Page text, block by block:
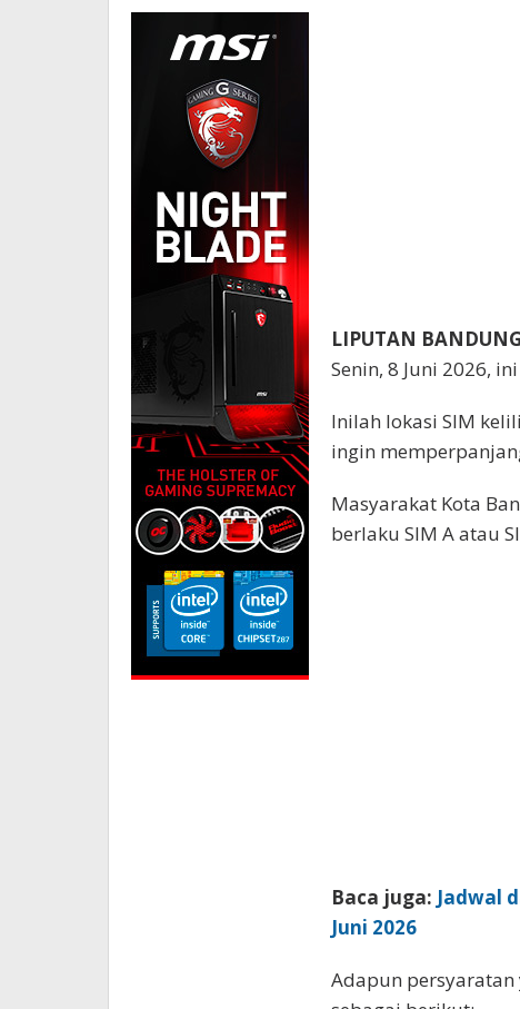
LIPUTAN BANDUNG
Senin, 8 Juni 2026,
Inilah lokasi SIM
ingin
Masyarakat Kota
berlaku SIM A atau
Baca juga: Jadwal
Juni 2026
Adapun